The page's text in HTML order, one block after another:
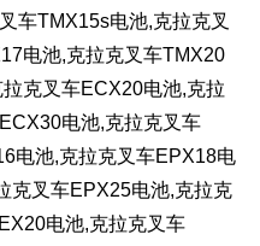
车TMX15s电池,克拉克叉
电池,克拉克叉车TMX20
克叉车ECX20电池,克拉
电池,克拉克叉车
电池,克拉克叉车EPX18电
克叉车EPX25电池,克拉克
电池,克拉克叉车